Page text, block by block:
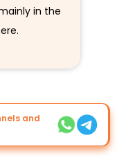
in the
and